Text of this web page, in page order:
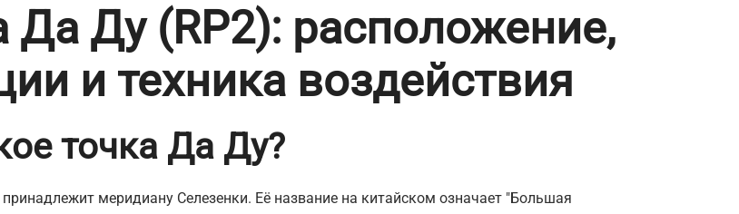
Да Ду (RP2): расположение,
и техника воздействия
точка Да Ду?
меридиану Селезенки. Её название на китайском означает "Большая